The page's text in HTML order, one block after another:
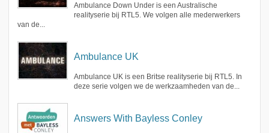
Ambulance Down Under is een Australische
realityserie bij RTL5. We volgen alle mederwerkers
van de...
Ambulance UK
Ambulance UK is een Britse realityserie bij RTL5. In
deze serie volgen we de werkzaamheden van de...
Answers With Bayless Conley